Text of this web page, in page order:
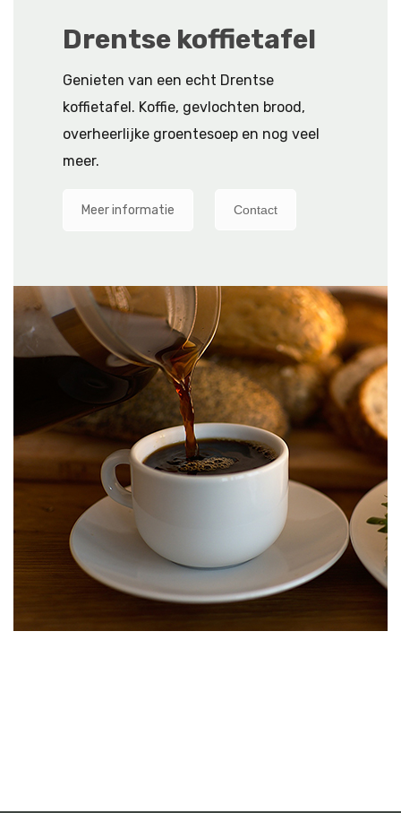
Drentse koffietafel
Genieten van een echt Drentse
koffietafel. Koffie, gevlochten brood,
overheerlijke groentesoep en nog veel
meer.
Meer informatie Contact